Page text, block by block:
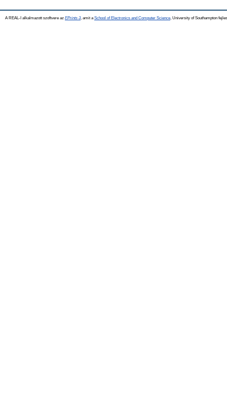
A REAL-I alkalmazott szoftvere az EPrints 3, amit a School of Electronics and Computer Science , University of Southampton